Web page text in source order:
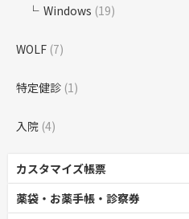
Windows (19)
WOLF (7)
特定健診 (1)
入院 (4)
カスタマイズ帳票
薬袋・お薬手帳・診察券